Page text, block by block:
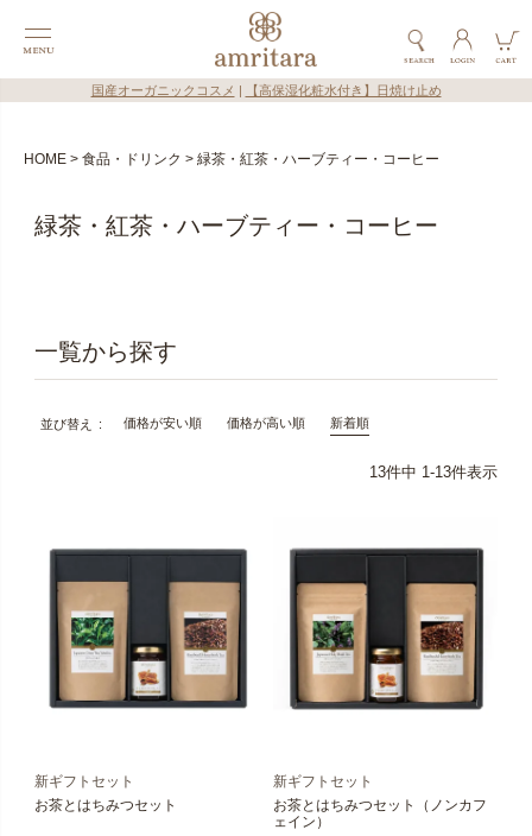
国産オーガニックコスメ 【高保湿化粧水付き】日焼け止め
HOME 食品・ドリンク 緑茶・紅茶・ハーブティー・コーヒー
緑茶・紅茶・ハーブティー・コーヒー
並び替え 価格が安い順 価格が高い順 新着順
13件中 1-13件表示
新ギフトセット
お茶とはちみつセット
新ギフトセット
お茶とはちみつセット（ノンカフ
ェイン）